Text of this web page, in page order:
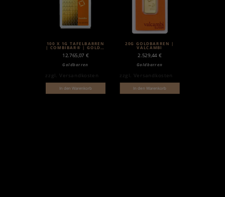
100 X 1G TAFELBARREN
| COMBIBAR® | GOLD |
VALCAMBI
12.765,07 €
Goldbarren
zzgl.Versandkosten
In den Warenkorb
20G GOLDBARREN |
VALCAMBI
2.529,44 €
Goldbarren
zzgl. Versandkosten
In den Warenkorb